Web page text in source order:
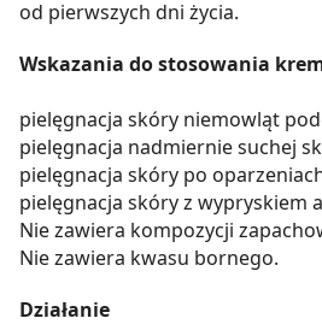
od pierwszych dni życia.
Wskazania do stosowania
pielęgnacja skóry niemowląt
pielęgnacja nadmiernie suchej
pielęgnacja skóry po
pielęgnacja skóry z wypryskiem
Nie zawiera kompozycji
Nie zawiera kwasu bornego.
Działanie